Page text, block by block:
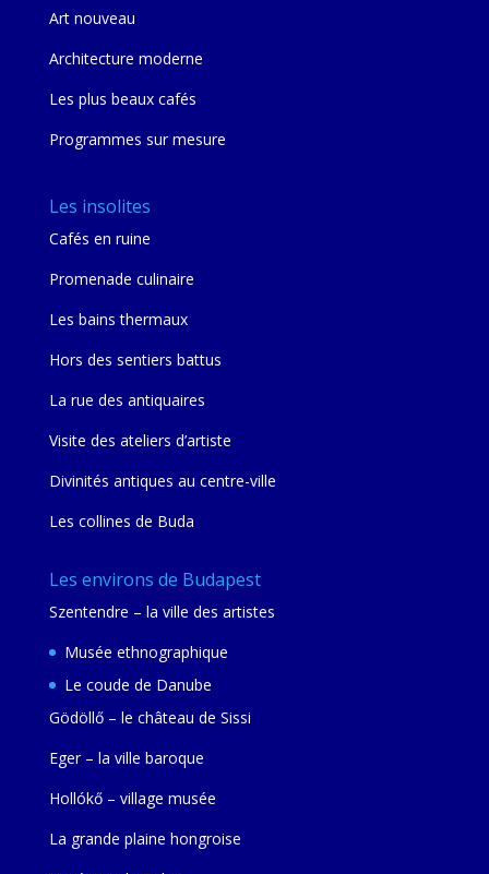
Art nouveau
Architecture moderne
Les plus beaux cafés
Programmes sur mesure
Les insolites
Cafés en ruine
Promenade culinaire
Les bains thermaux
Hors des sentiers battus
La rue des antiquaires
Visite des ateliers d’artiste
Divinités antiques au centre-ville
Les collines de Buda
Les environs de Budapest
Szentendre – la ville des artistes
Musée ethnographique
Le coude de Danube
Gödöllő – le château de Sissi
Eger – la ville baroque
Hollókő – village musée
La grande plaine hongroise